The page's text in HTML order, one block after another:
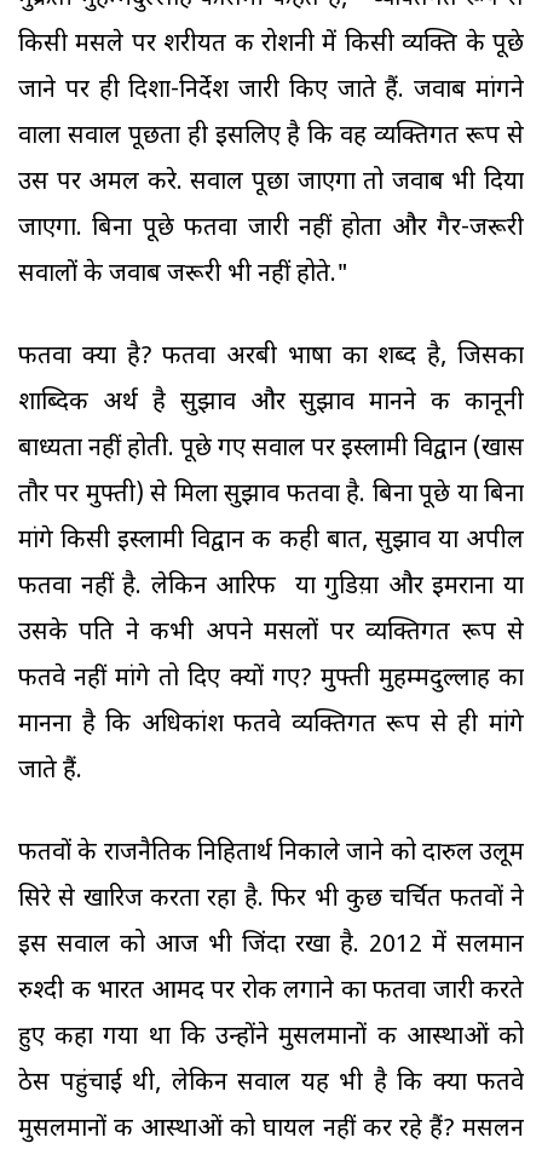
किसी मसले पर शरीयत की रोशनी में किसी व्यक्ति के पूछे
जाने पर ही दिशा-निर्देश जारी किए जाते हैं. जवाब मांगने
वाला सवाल पूछता ही इसलिए है कि वह व्यक्तिगत रूप से
उस पर अमल करे. सवाल पूछा जाएगा तो जवाब भी दिया
जाएगा. बिना पूछे फतवा जारी नहीं होता और गैर-जरूरी
सवालों के जवाब जरूरी भी नहीं होते."
फतवा क्या है? फतवा अरबी भाषा का शब्द है, जिसका
शाब्दिक अर्थ है सुझाव और सुझाव मानने की कानूनी
बाध्यता नहीं होती. पूछे गए सवाल पर इस्लामी विद्वान (खास
तौर पर मुफ्ती) से मिला सुझाव फतवा है. बिना पूछे या बिना
मांगे किसी इस्लामी विद्वान की कही बात, सुझाव या अपील
फतवा नहीं है. लेकिन आरिफ या गुडिय़ा और इमराना या
उसके पति ने कभी अपने मसलों पर व्यक्तिगत रूप से
फतवे नहीं मांगे तो दिए क्यों गए? मुफ्ती मुहम्मदुल्लाह का
मानना है कि अधिकांश फतवे व्यक्तिगत रूप से ही मांगे
जाते हैं.
फतवों के राजनैतिक निहितार्थ निकाले जाने को दारुल उलूम
सिरे से खारिज करता रहा है. फिर भी कुछ चर्चित फतवों ने
इस सवाल को आज भी जिंदा रखा है. 2012 में सलमान
रुश्दी की भारत आमद पर रोक लगाने का फतवा जारी करते
हुए कहा गया था कि उन्होंने मुसलमानों की आस्थाओं को
ठेस पहुंचाई थी, लेकिन सवाल यह भी है कि क्या फतवे
मुसलमानों की आस्थाओं को घायल नहीं कर रहे हैं? मसलन